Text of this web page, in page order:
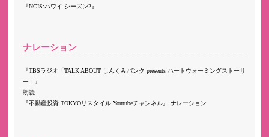
NCIS:ハワイ シーズン2
ナレーション
TBSラジオ「TALK ABOUT しんくみバンク presents ハートウォーミングストーリ
ー」
朗読
不動産投資 TOKYOリスタイル Youtubeチャンネル
ナレーション